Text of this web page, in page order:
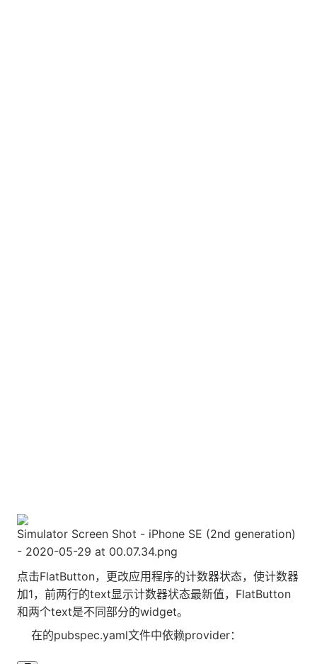
Simulator Screen Shot - iPhone SE (2nd generation)
- 2020-05-29 at 00.07.34.png
点击FlatButton，更改应用程序的计数器状态，使计数器
加1，前两行的text显示计数器状态最新值，FlatButton
和两个text是不同部分的widget。
在的pubspec.yaml文件中依赖provider：